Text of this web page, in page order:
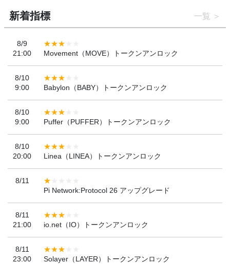
新着指標 一覧
8/9
21:00
Movement（MOVE）トークンアンロック
8/10
9:00
Babylon（BABY）トークンアンロック
8/10
9:00
Puffer（PUFFER）トークンアンロック
8/10
20:00
Linea（LINEA）トークンアンロック
8/11
Pi Network:Protocol 26 アップグレード
8/11
21:00
io.net（IO）トークンアンロック
8/11
23:00
Solayer（LAYER）トークンアンロック